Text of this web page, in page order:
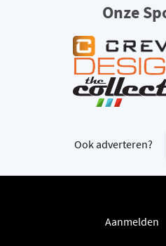
Onze
Ook adverteren?
Aanmelden